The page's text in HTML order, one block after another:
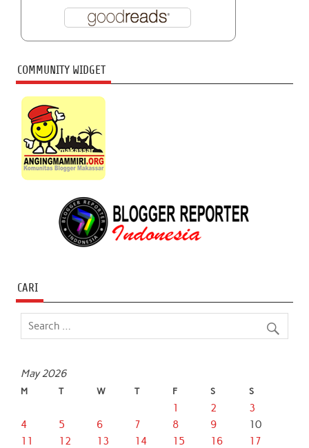
COMMUNITY WIDGET
CARI
May 2026
M T W T F S S
1 2
3
4
5 6 7 8 9
10
11
12 13 14 15 16
17